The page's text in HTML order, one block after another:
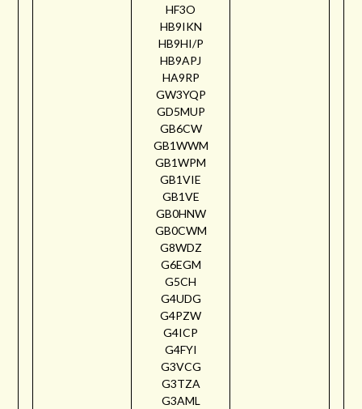
HF3O
HB9IKN
HB9HI/P
HB9APJ
HA9RP
GW3YQP
GD5MUP
GB6CW
GB1WWM
GB1WPM
GB1VIE
GB1VE
GB0HNW
GB0CWM
G8WDZ
G6EGM
G5CH
G4UDG
G4PZW
G4ICP
G4FYI
G3VCG
G3TZA
G3AML